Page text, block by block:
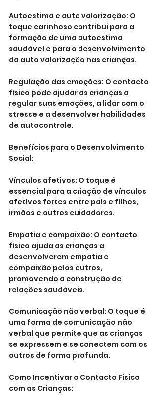
Autoestima e auto valorização: O
toque carinhoso contribui para a
formação de uma autoestima
saudável e para o desenvolvimento
da auto valorização nas crianças.
Regulação das emoções: O contacto
físico pode ajudar as crianças a
regular suas emoções, a lidar com o
stresse e a desenvolver habilidades
de autocontrole.
Benefícios para o Desenvolvimento
Social:
Vínculos afetivos: O toque é
essencial para a criação de vínculos
afetivos fortes entre pais e filhos,
irmãos e outros cuidadores.
Empatia e compaixão: O contacto
físico ajuda as crianças a
desenvolverem empatia e
compaixão pelos outros,
promovendo a construção de
relações saudáveis.
Comunicação não verbal: O toque é
uma forma de comunicação não
verbal que permite que as crianças
se expressem e se conectem com os
outros de forma profunda.
Como Incentivar o Contacto Físico
com as Crianças: